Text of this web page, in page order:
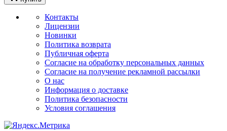
Контакты
Лицензии
Новинки
Политика возврата
Публичная оферта
Согласие на обработку персональных данных
Согласие на получение рекламной рассылки
О нас
Информация о доставке
Политика безопасности
Условия соглашения